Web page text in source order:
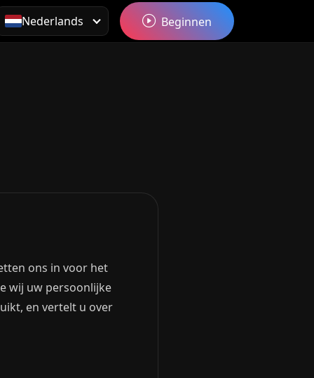
Nederlands Beginnen
ons in voor het
wij uw persoonlijke
en vertelt u over